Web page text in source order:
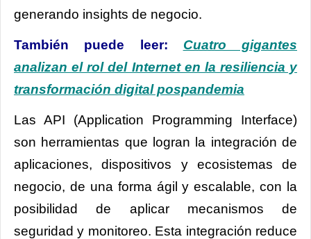
generando insights de negocio.
También puede leer:
Cuatro gigantes
analizan el rol del Internet en la resiliencia y
transformación digital pospandemia
Las API (Application Programming Interface)
son herramientas que logran la integración de
aplicaciones, dispositivos y ecosistemas de
negocio, de una forma ágil y escalable, con la
posibilidad de aplicar mecanismos de
seguridad y monitoreo. Esta integración reduce